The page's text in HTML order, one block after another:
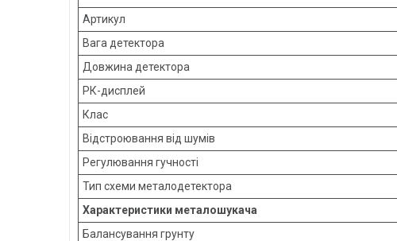
Артикул
Вага детектора
Довжина детектора
РК-дисплей
Клас
Відстроювання від шумів
Регулювання гучності
Тип схеми металодетектора
Характеристики металошукача
Балансування грунту